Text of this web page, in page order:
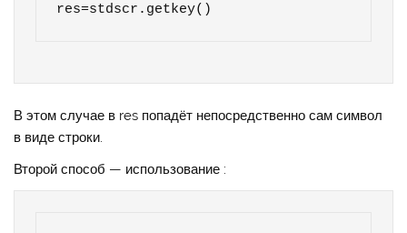
res=stdscr.getkey()
В этом случае в res попадёт непосредственно сам символ
в виде строки.
Второй способ — использование :